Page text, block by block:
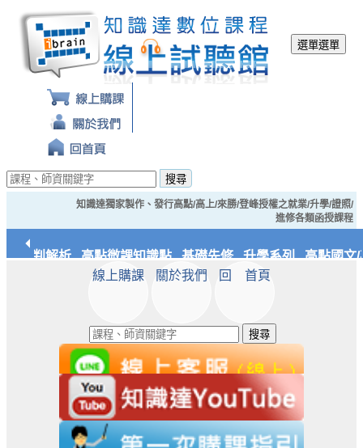
選單選單
搜尋
知識達獨家製作、發行高點/高上/來勝/登峰授權之就業/升學/證照/
進修各類函授課程
裁判解析 高點微課知識點 基礎先修 升學系列 高點國文/
知識達文化
線上購課 關於我們 回 首頁
搜尋